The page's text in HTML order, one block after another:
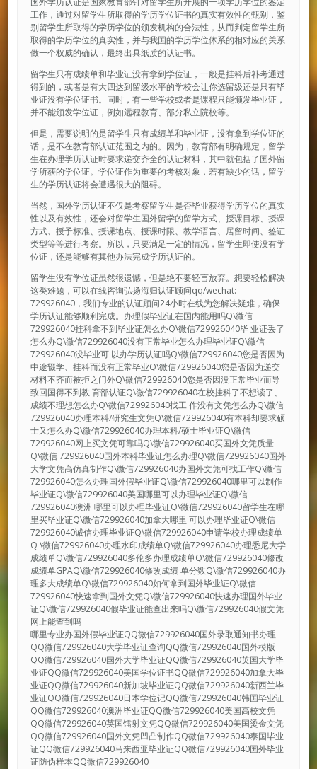
工作，通过对留学生所取得的学历学位证书的真实有效性的甄别，鉴
别留学生所取得的学历学位的颁发机构的合法性，从而判定留学生所
取得的学历学位的真实性，并与我国的学历学位体系的相对应的关系
做一个权威的确认，最终出具纸质的认证书。
留学生只有成绩单和毕业证没有拿到学位证，一般是挂科后补考通过
得到的，或者是有大四达到留级水平的学校会让你选留级还是只有毕
业证没有学位证书。同时，有一些学校或者是课程只能颁发毕业证，
并不能颁发学位证，例如远程教育、部分私立院校等。
但是，需要说明的是留学生只有成绩单和毕业证，没有拿到学位证的
话，是不在教育部认证范围之内的。因为，教育部有明确规定，留学
生在办理学历认证时要求递交齐全的认证材料，其中就包括了国外留
学所获的学位证。学位证作为重要的考核对象，若有缺少的话，留学
生的学历认证将会遭遇很大的阻碍。
当然，国外学历认证不仅是考察留学生是否毕业获得学历学位的真实
性以及有效性，还会对留学生国外留学的留学方式、授课目标、授课
方式、授予标准、授课地点、授课时限、教学语言、居留时间、签证
类型等等进行考察。所以，只要满足一定的情况，留学生即使没有学
位证，还是能够有其他办法完成学历认证的。
留学生没有学位证虽然很遗憾，但是绝不要轻言放弃。想要轻松解决
这类难题，可以在线咨询弘扬海归认证顾问qq/wechat:
729926040，我们专业的认证顾问24小时在线为您解决疑难，确保
学历认证能够顺利完成。办理假毕业证在国内能用吗Q\微信
729926040挂科拿不到毕业证怎么办Q\微信729926040毕 业证丢了
怎么办Q\微信729926040没有正常毕业怎么办理毕业证Q\微信
729926040没毕业可 以办学历认证吗Q\微信729926040您是否因为
中途辍学、挂科而没有正常毕业Q\微信729926040您是否因为递交
材料不齐而被拒之门外Q\微信729926040您是否因没正常毕业而导
致回国得不到教 育部认证Q\微信729926040在校挂科了不想读了、
成绩不理想怎么办Q\微信729926040找工 作没有文凭怎么办Q\微信
729926040办理本科/研究生文凭Q\微信729926040有本科却要求硕
士又怎么办Q\微信729926040办理本科/硕士毕业证Q\微信
729926040网上买文凭可靠吗Q\微信729926040买国外文凭质量
Q\微信 729926040国外本科毕业证怎么办理Q\微信729926040国外
大学文凭高仿真制作Q\微信729926040办国外文凭可找工作Q\微信
729926040怎么办理国外假毕业证Q\微信729926040哪里可以制作
毕业证Q\微信729926040美国哪里可以办理毕业证Q\微信
729926040澳洲 哪里可以办理毕业证Q\微信729926040留学生在哪
里买毕业证Q\微信729926040加拿大哪里 可以办理毕业证Q\微信
729926040诚信办理毕业证Q\微信729926040申请学校办理成绩单
Q \微信729926040办理水印成绩单Q\微信729926040办理悉尼大学
成绩单Q\微信729926040多伦多办理成绩单Q\微信729926040修改
成绩单GPAQ\微信729926040修改成绩 单分数Q\微信729926040办
理多大成绩单Q\微信729926040如何拿到国外毕业证Q\微信
729926040快速拿到国外文凭Q\微信729926040快速办理国外毕业
证Q\微信729926040假毕业证能查出来吗Q\微信729926040假文凭
网上能查到吗
哪里专业办国外假毕业证QQ微信729926040国外录取通知书办理
QQ微信729926040大学毕业证查询QQ微信729926040国外模版
QQ微信729926040国外大学毕业证QQ微信729926040英国大学毕
业证QQ微信729926040美国学位证书QQ微信729926040加拿大毕
业证QQ微信729926040新加坡毕业证QQ微信729926040新西兰毕
业证QQ微信729926040日本学位记QQ微信729926040韩国毕业证
QQ微信729926040澳洲毕业证QQ微信729926040美国高校文凭
QQ微信729926040英国镭射文凭QQ微信729926040美国烫金文凭
QQ微信729926040国外文凭凹凸制作QQ微信729926040泰国毕业
证QQ微信729926040马来西亚毕业证QQ微信729926040国外毕业
证防伪样本QQ微信729926040